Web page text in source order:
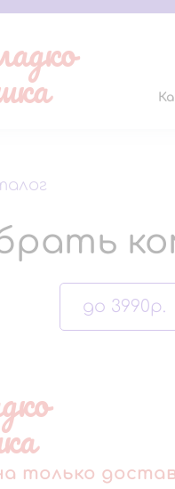
до 3990р.
только